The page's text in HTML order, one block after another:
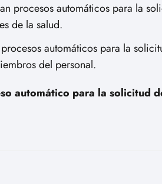
procesos automáticos para la
de la salud.
automáticos para la
del personal.
automático para la solicitud